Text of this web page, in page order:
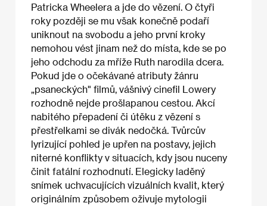
Patricka Wheelera a jde do vězení. O čtyři
roky později se mu však konečně podaří
uniknout na svobodu a jeho první kroky
nemohou vést jinam než do místa, kde se po
jeho odchodu za mříže Ruth narodila dcera.
Pokud jde o očekávané atributy žánru
„psaneckých" filmů, vášnivý cinefil Lowery
rozhodně nejde prošlapanou cestou. Akcí
nabitého přepadení či útěku z vězení s
přestřelkami se divák nedočká. Tvůrcův
lyrizující pohled je upřen na postavy, jejich
niterné konflikty v situacích, kdy jsou nuceny
činit fatální rozhodnutí. Elegicky laděný
snímek uchvacujících vizuálních kvalit, který
originálním způsobem oživuje mytologii